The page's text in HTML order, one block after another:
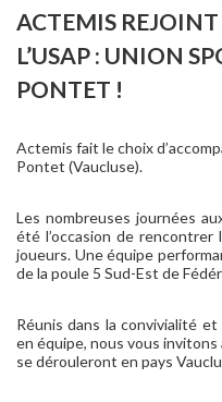
ACTEMIS REJOINT
L’USAP : UNION
PONTET !
Actemis fait le choix
Pontet (Vaucluse).
Les nombreuses journées
été l’occasion de
joueurs. Une équipe
de la poule 5 Sud-Est de
Réunis dans la convivialité
en équipe, nous vous
se dérouleront en pays